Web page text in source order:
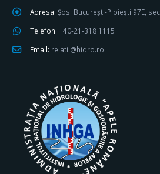
Adresa: Șos. București-Ploiești 97E,
Telefon: +40-21-318 1115
Email: relatii@hidro.ro